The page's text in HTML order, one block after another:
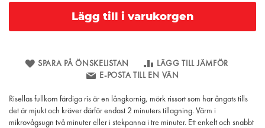
Lägg till i varukorgen
SPARA PÅ ÖNSKELISTAN
LÄGG TILL JÄMFÖR
E-POSTA TILL EN VÄN
Risellas fullkorn färdiga ris är en långkornig, mörk rissort som har ångats tills
det är mjukt och kräver därför endast 2 minuters tillagning. Värm i
mikrovågsugn två minuter eller i stekpanna i tre minuter. Ett enkelt och snabbt